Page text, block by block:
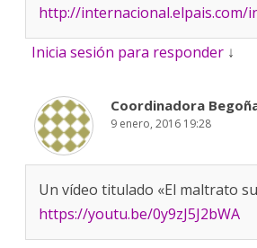
http://internacional.elpais.com/
Inicia sesión para responder ↓
Coordinadora
9 enero, 2016 19:28
Un vídeo titulado «El maltrato
https://youtu.be/0y9zJ5J2bWA